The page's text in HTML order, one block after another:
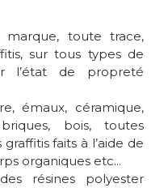
toute trace,
sur tous types de
l’état de propreté
émaux, céramique,
bois, toutes
faits à l’aide de
organiques etc...
résines polyester